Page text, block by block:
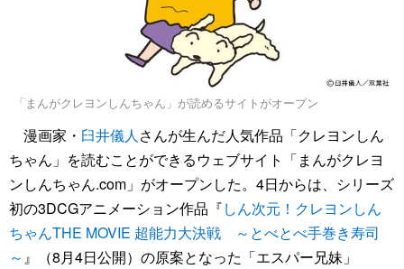
「まんがクレヨンしんちゃん」が読めるサイトがオープン
漫画家・ 臼井儀人さんが生んだ人気作品「クレヨンしん
ちゃん」を読むことができるウェブサイト「まんがクレヨ
ンしんちゃん.com」がオープンした。4日からは、シリーズ
初の3DCGアニメーション作品『しん次元！クレヨンしん
ちゃんTHE MOVIE 超能力大決戦 ～とべとべ手巻き寿司
～ 』（8月4日公開）の原案となった「エスパー兄妹」